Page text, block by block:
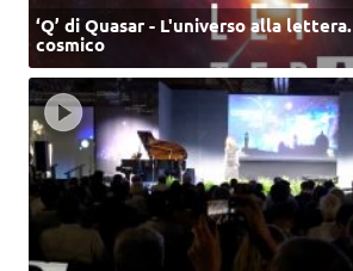
‘Q’ di Quasar - L'universo alla
cosmico